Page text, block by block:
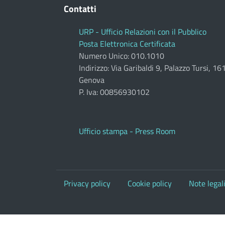
Contatti
URP - Ufficio Relazioni con il Pubblico
Posta Elettronica Certificata
Numero Unico: 010.1010
Indirizzo: Via Garibaldi 9, Palazzo Tursi,
Genova
P. Iva: 00856930102
Ufficio stampa - Press Room
Privacy policy Cookie policy Note legali